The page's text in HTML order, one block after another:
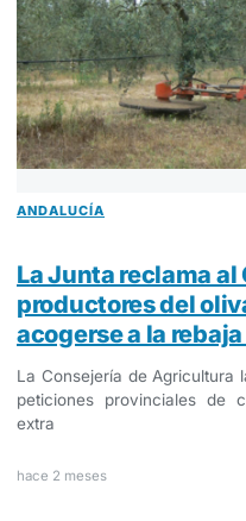
ANDALUCÍA
La Junta reclama
productores del
acogerse a la rebaja
La Consejería de Agricultura
peticiones provinciales de
extra
hace 2 meses